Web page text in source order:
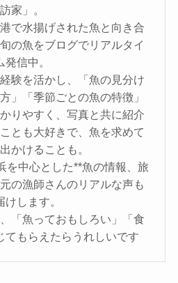
訪家」。
で水揚げされた魚と向き合
の魚をブログでリアルタイ
発信中。
験を活かし、「魚の見分け
」「季節ごとの魚の特徴」
りやすく、写真と共に紹介
とも大好きで、魚を求めて
かけることも。
を中心とした**魚の情報、旅
の漁師さんのリアルな声も
けします。
「魚っておもしろい」「食
てもらえたらうれしいです